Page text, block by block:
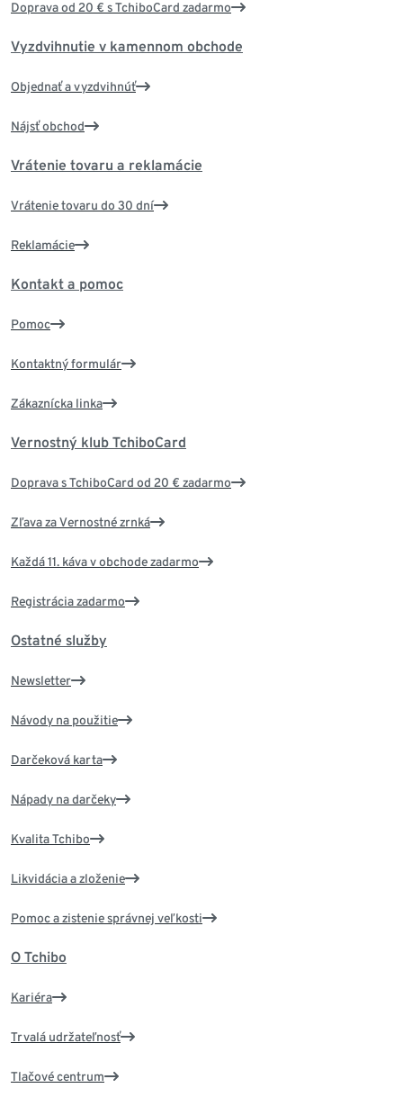
Doprava od 20 € s TchiboCard zadarmo
Vyzdvihnutie v kamennom obchode
Objednať a vyzdvihnúť
Nájsť obchod
Vrátenie tovaru a reklamácie
Vrátenie tovaru do 30 dní
Reklamácie
Kontakt a pomoc
Pomoc
Kontaktný formulár
Zákaznícka linka
Vernostný klub TchiboCard
Doprava s TchiboCard od 20 € zadarmo
Zľava za Vernostné zrnká
Každá 11. káva v obchode zadarmo
Registrácia zadarmo
Ostatné služby
Newsletter
Návody na použitie
Darčeková karta
Nápady na darčeky
Kvalita Tchibo
Likvidácia a zloženie
Pomoc a zistenie správnej veľkosti
O Tchibo
Kariéra
Trvalá udržateľnosť
Tlačové centrum